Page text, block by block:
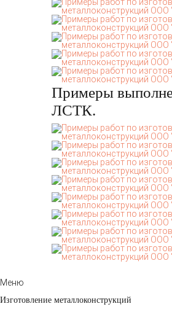
Примеры
ЛСТК.
Меню
Изготовление металлоконструкций